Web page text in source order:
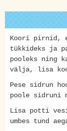
Koori pirnid,
tükkideks ja
pooleks ning
välja, lisa
Pese sidrun
poole sidruni
Lisa potti
umbes tund